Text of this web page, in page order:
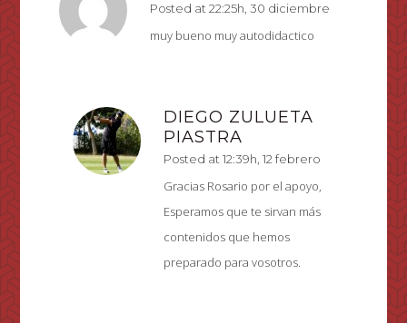
Posted at 22:25h, 30 diciembre
muy bueno muy autodidactico
DIEGO ZULUETA
PIASTRA
Posted at 12:39h, 12 febrero
Gracias Rosario por el apoyo,
Esperamos que te sirvan más
contenidos que hemos
preparado para vosotros.